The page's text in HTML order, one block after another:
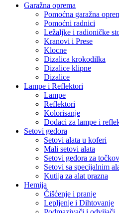
Garažna oprema
Pomoćna garažna
Pomoćni radnici
Ležaljke i radioničke
Kranovi i Prese
Klocne
Dizalica krokodilka
Dizalice klipne
Dizalice
Lampe i Reflektori
Lampe
Reflektori
Kolorisanje
Dodaci za lampe i
Setovi gedora
Setovi alata u koferi
Mali setovi alata
Setovi gedora za
Setovi sa specijalnim
Kutija za alat prazna
Hemija
Čišćenje i pranje
Lepljenje i Dihtovanje